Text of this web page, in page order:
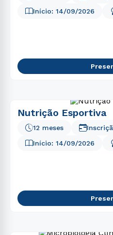
Início: 14/09/2026
Nutrição Esportiva
Início: 14/09/2026
12 meses